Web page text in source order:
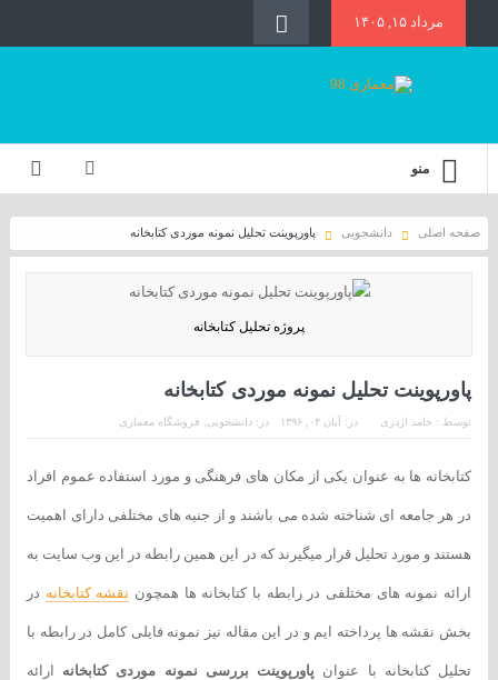
مرداد ۱۵, ۱۴۰۵
منو
صفحه اصلی دانشجویی پاورپوینت تحلیل نمونه موردی کتابخانه
پروژه تحلیل کتابخانه
پاورپوینت تحلیل نمونه موردی کتابخانه
توسط : حامد اژدری در: آبان ۰۴, ۱۳۹۶ در: دانشجویی فروشگاه معماری
کتابخانه ها به عنوان یکی از مکان های فرهنگی و مورد استفاده عموم افراد
در هر جامعه ای شناخته شده می باشند و از جنبه های مختلفی دارای اهمیت
هستند و مورد تحلیل قرار میگیرند که در این همین رابطه در این وب سایت به
ارائه نمونه های مختلفی در رابطه با کتابخانه ها همچون نقشه کتابخانه در
بخش نقشه ها پرداخته ایم و در این مقاله نیز نمونه فایلی کامل در رابطه با
تحلیل کتابخانه با عنوان پاورپوینت بررسی نمونه موردی کتابخانه ارائه